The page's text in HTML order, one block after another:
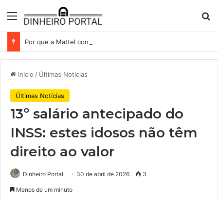
Menu
Início / Últimas Notícias
Últimas Notícias
13º salário antecipado do
INSS: estes idosos não têm
direito ao valor
Dinheiro Portal 30 de abril de 2026 3
Menos de um minuto